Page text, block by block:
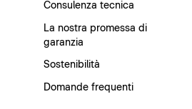
Consulenza tecnica
La nostra promessa di
garanzia
Sostenibilità
Domande frequenti